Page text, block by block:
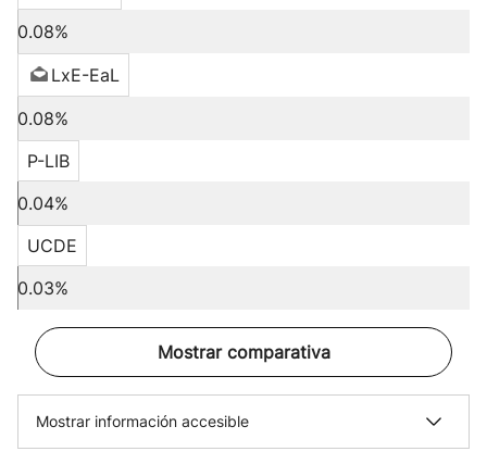
0.08%
LxE-EaL
0.08%
P-LIB
0.04%
UCDE
0.03%
Mostrar comparativa
Mostrar información accesible